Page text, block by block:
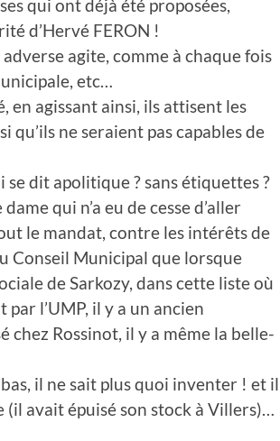
qui ont déjà été proposées,
d’Hervé FERON !
agite, comme à chaque fois
etc…
en agissant ainsi, ils attisent les
ne seraient pas capables de
dit apolitique ? sans étiquettes ?
qui n’a eu de cesse d’aller
le mandat, contre les intérêts de
Conseil Municipal que lorsque
de Sarkozy, dans cette liste où
l’UMP, il y a un ancien
Rossinot, il y a même la belle-
il ne sait plus quoi inventer ! et il
(il avait épuisé son stock à Villers)…